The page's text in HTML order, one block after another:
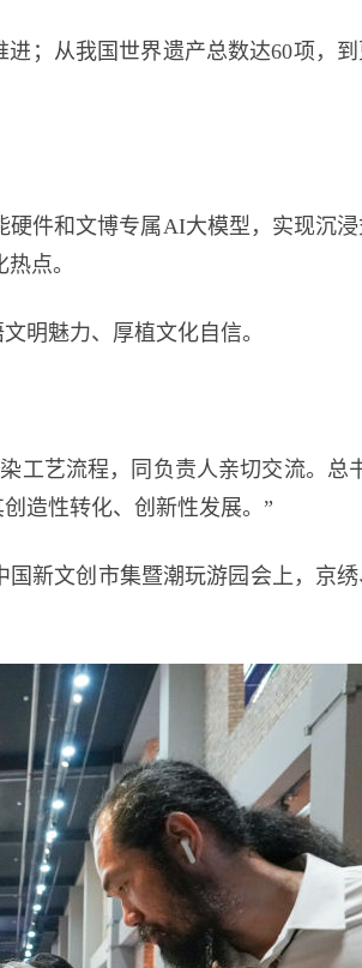
；从我国世界遗产总数达60项，
和文博专属AI大模型，实现沉浸
点。
明魅力、厚植文化自信。
艺流程，同负责人亲切交流。总
造性转化、创新性发展。”
新文创市集暨潮玩游园会上，京绣